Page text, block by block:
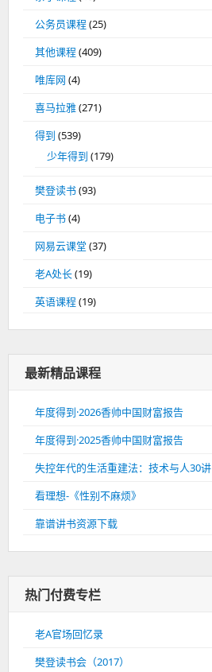
公务员课程(25)
其他课程(409)
唯库网 (4)
喜马拉雅(271)
得到 (539)
少年得到 (179)
樊登读书(93)
电子书(4)
网易云课堂 (37)
老A处长(19)
英语课程(19)
最新精品课程
年度得到·2026香帅中国财富报告
年度得到·2025香帅中国财富报告
失控年代的生活重建法：技术与人30讲
看理想-《性别不麻烦》
靠谱讲书资源下载
热门付费专栏
老A官场回忆录
樊登读书会（2017）